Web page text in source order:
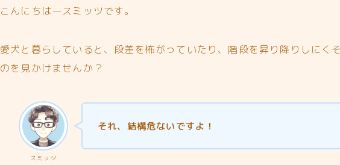
こんにちはースミッツです。
愛犬と暮らしていると、段差を怖がっていたり、階段を昇り降りしにく
のを見かけませんか？
スミッツ
それ、結構危ないですよ！